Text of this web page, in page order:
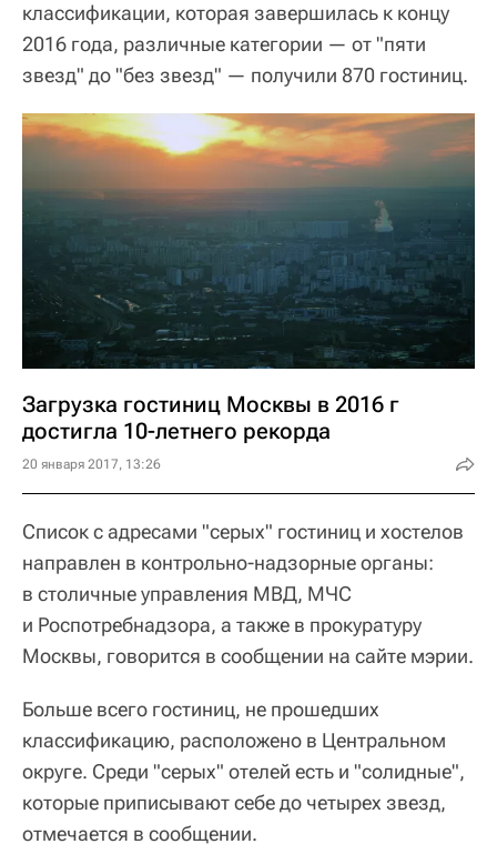
классификации, которая завершилась к концу
2016 года, различные категории — от "пяти
звезд" до "без звезд" — получили 870 гостиниц.
Загрузка гостиниц Москвы в 2016 г
достигла 10-летнего рекорда
20 января 2017, 13:26
Список с адресами "серых" гостиниц и хостелов
направлен в контрольно-надзорные органы:
в столичные управления МВД, МЧС
и Роспотребнадзора, а также в прокуратуру
Москвы, говорится в сообщении на сайте мэрии.
Больше всего гостиниц, не прошедших
классификацию, расположено в Центральном
округе. Среди "серых" отелей есть и "солидные",
которые приписывают себе до четырех звезд,
отмечается в сообщении.